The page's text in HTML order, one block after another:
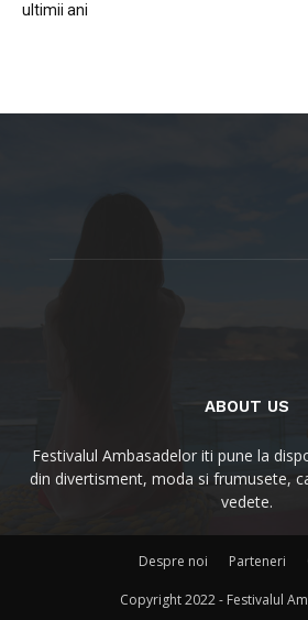
ultimii ani
ABOUT US
Festivalul Ambasadelor iti pune la
din divertisment, moda si frumusete,
vedete.
Despre noi Parteneri
Copyright 2022 - Festivalul